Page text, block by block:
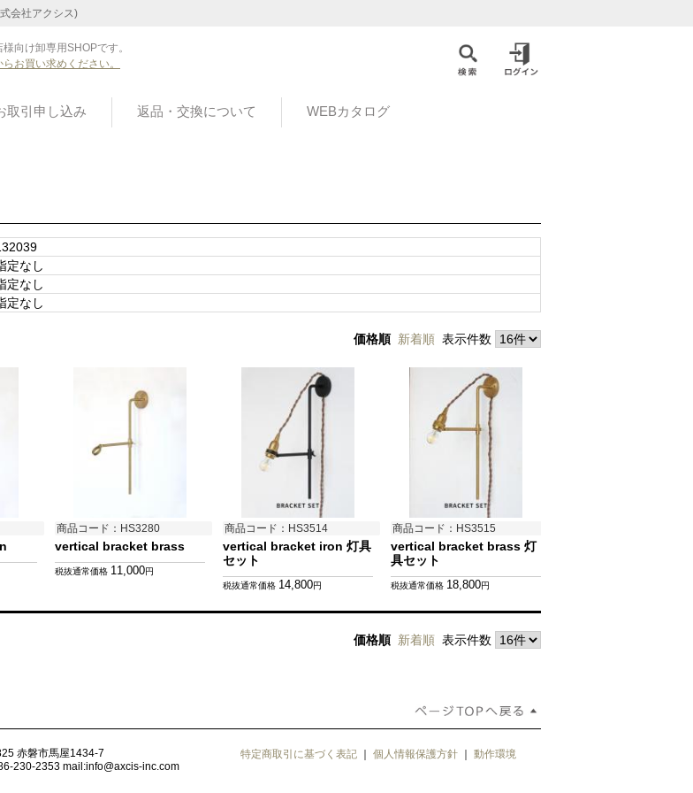
会社アクシス)
向け卸専用SHOPです。
お買い求めください。
取引申し込み 返品・交換について WEBカタログ
定なし
定なし
定なし
価格順 新着順 表示件数
商品コード：HS3280
vertical bracket brass
税抜通常価格 11,000円
商品コード：HS3514
vertical bracket iron 灯具
セット
税抜通常価格 14,800円
商品コード：HS3515
vertical bracket brass 灯
具セット
税抜通常価格 18,800円
価格順 新着順 表示件数
赤磐市馬屋1434-7
230-2353 mail:info@axcis-inc.com
特定商取引に基づく表記 ｜ 個人情報保護方針 ｜ 動作環境